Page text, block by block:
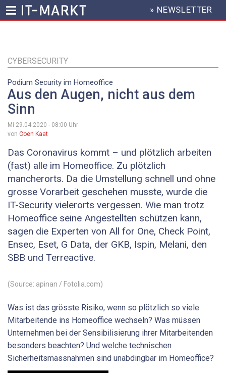
Inhalt
HEADER
MENU
» NEWSLETTER
CYBERSECURITY
Podium Security im Homeoffice
Aus den Augen, nicht aus dem
Sinn
Mi 29.04.2020 - 08:00 Uhr
von Coen Kaat
Das Coronavirus kommt – und plötzlich arbeiten
(fast) alle im Homeoffice. Zu plötzlich
mancherorts. Da die Umstellung schnell und ohne
grosse Vorarbeit geschehen musste, wurde die
IT-Security vielerorts vergessen. Wie man trotz
Homeoffice seine Angestellten schützen kann,
sagen die Experten von All for One, Check Point,
Ensec, Eset, G Data, der GKB, Ispin, Melani, den
SBB und Terreactive.
(Source: apinan / Fotolia.com)
Was ist das grösste Risiko, wenn so plötzlich so viele
Mitarbeitende ins Homeoffice wechseln? Was müssen
Unternehmen bei der Sensibilisierung ihrer Mitarbeitenden
besonders beachten? Und welche technischen
Sicherheitsmassnahmen sind unabdingbar im Homeoffice?